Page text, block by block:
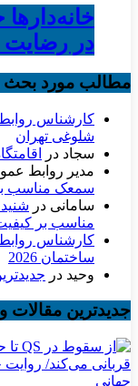
در رضایت
مطالب مورد بحث
کارشناس
شلوغی تهران
سجاد در
مدیر روابط
سمعک مناسب
سامانی در
مناسب بر
کارشناس
ساختمان 2026
وحید در
جدیدترین مقالات